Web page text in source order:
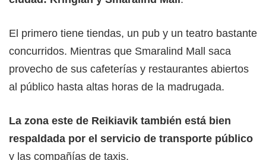
El primero tiene tiendas, un pub y un teatro bastante
concurridos. Mientras que Smaralind Mall saca
provecho de sus cafeterías y restaurantes abiertos
al público hasta altas horas de la madrugada.
La zona este de Reikiavik también está bien
respaldada por el servicio de transporte público
y las compañías de taxis.